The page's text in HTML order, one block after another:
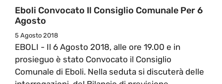
Eboli Convocato Il Consiglio Comunale Per 6
Agosto
5 Agosto 2018
EBOLI - Il 6 Agosto 2018, alle ore 19.00 e in
prosieguo è stato Convocato il Consiglio
Comunale di Eboli. Nella seduta si discuterà delle